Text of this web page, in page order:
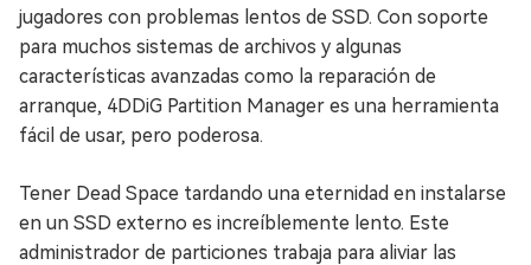
jugadores con problemas lentos de SSD. Con soporte
para muchos sistemas de archivos y algunas
características avanzadas como la reparación de
arranque, 4DDiG Partition Manager es una herramienta
fácil de usar, pero poderosa.
Tener Dead Space tardando una eternidad en instalarse
en un SSD externo es increíblemente lento. Este
administrador de particiones trabaja para aliviar las